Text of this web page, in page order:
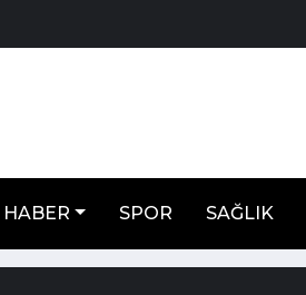
HABER SPOR SAĞLIK